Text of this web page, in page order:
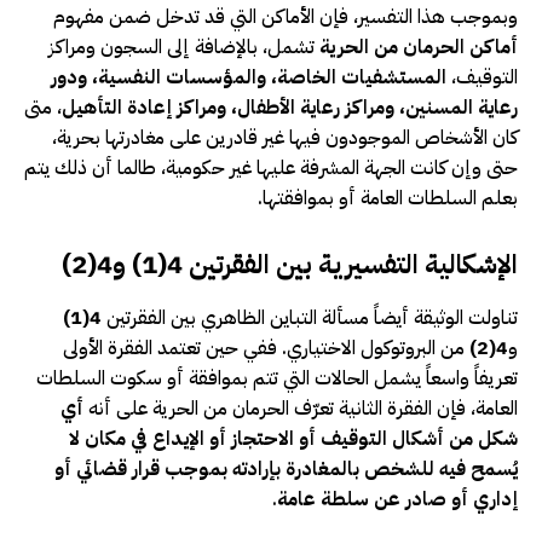
وبموجب هذا التفسير، فإن الأماكن التي قد تدخل ضمن مفهوم
أماكن الحرمان من الحرية تشمل، بالإضافة إلى السجون ومراكز
التوقيف، المستشفيات الخاصة، والمؤسسات النفسية، ودور
رعاية المسنين، ومراكز رعاية الأطفال، ومراكز إعادة التأهيل، متى
كان الأشخاص الموجودون فيها غير قادرين على مغادرتها بحرية،
حتى وإن كانت الجهة المشرفة عليها غير حكومية، طالما أن ذلك يتم
بعلم السلطات العامة أو بموافقتها.
الإشكالية التفسيرية بين الفقرتين 4(1) و4(2)
تناولت الوثيقة أيضاً مسألة التباين الظاهري بين الفقرتين 4(1)
و4(2)
من البروتوكول الاختياري. ففي حين تعتمد الفقرة الأولى
تعريفاً واسعاً يشمل الحالات التي تتم بموافقة أو سكوت السلطات
العامة، فإن الفقرة الثانية تعرّف الحرمان من الحرية على أنه أي
شكل من أشكال التوقيف أو الاحتجاز أو الإيداع في مكان لا
يُسمح فيه للشخص بالمغادرة بإرادته بموجب قرار قضائي أو
إداري أو صادر عن سلطة عامة.